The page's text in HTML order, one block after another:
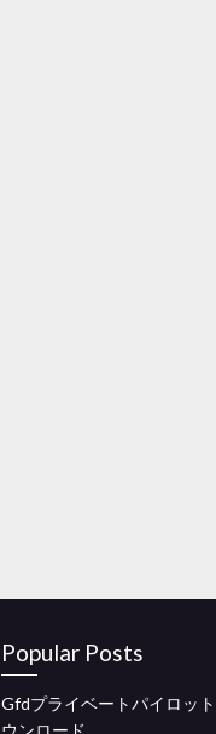
Popular Posts
Gfdプライベートパイロッ
ウンロード